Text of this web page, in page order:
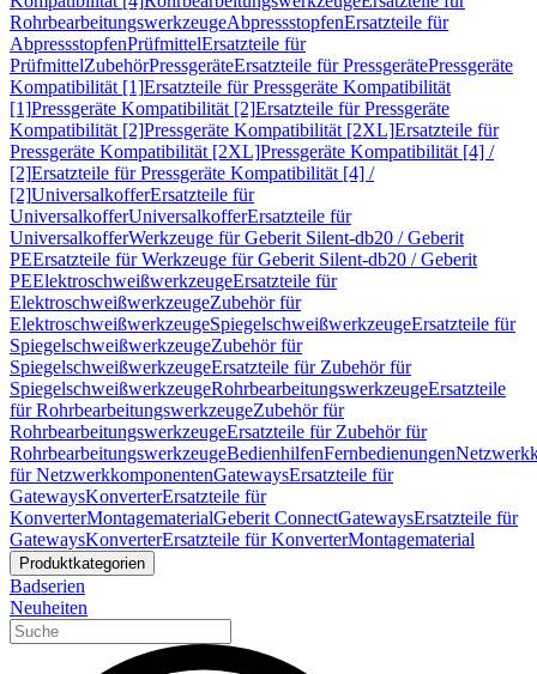
RohrbearbeitungswerkzeugeAbpressstopfenErsatzteile für
AbpressstopfenPrüfmittelErsatzteile für
PrüfmittelZubehörPressgeräteErsatzteile für PressgerätePressgeräte
Kompatibilität [1]Ersatzteile für Pressgeräte Kompatibilität
[1]Pressgeräte Kompatibilität [2]Ersatzteile für Pressgeräte
Kompatibilität [2]Pressgeräte Kompatibilität [2XL]Ersatzteile für
Pressgeräte Kompatibilität [2XL]Pressgeräte Kompatibilität [4] /
[2]Ersatzteile für Pressgeräte Kompatibilität [4] /
[2]UniversalkofferErsatzteile für
UniversalkofferUniversalkofferErsatzteile für
UniversalkofferWerkzeuge für Geberit Silent-db20 / Geberit
PEErsatzteile für Werkzeuge für Geberit Silent-db20 / Geberit
PEElektroschweißwerkzeugeErsatzteile für
ElektroschweißwerkzeugeZubehör für
ElektroschweißwerkzeugeSpiegelschweißwerkzeugeErsatzteile für
SpiegelschweißwerkzeugeZubehör für
SpiegelschweißwerkzeugeErsatzteile für Zubehör für
SpiegelschweißwerkzeugeRohrbearbeitungswerkzeugeErsatzteile
für RohrbearbeitungswerkzeugeZubehör für
RohrbearbeitungswerkzeugeErsatzteile für Zubehör für
RohrbearbeitungswerkzeugeBedienhilfenFernbedienungen
für NetzwerkkomponentenGatewaysErsatzteile für
GatewaysKonverterErsatzteile für
KonverterMontagematerialGeberit ConnectGatewaysErsatzteile für
GatewaysKonverterErsatzteile für KonverterMontagematerial
Produktkategorien
Badserien
Neuheiten